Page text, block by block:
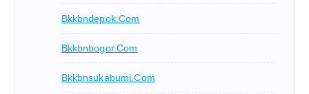
Bkkbndepok.com
Bkkbnbogor.com
Bkkbnsukabumi.com